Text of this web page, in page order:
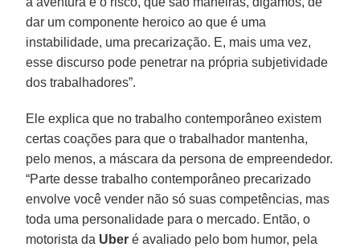
dar um componente heroico ao que é uma
instabilidade, uma precarização. E, mais uma vez,
esse discurso pode penetrar na própria subjetividade
dos trabalhadores”.
Ele explica que no trabalho contemporâneo existem
certas coações para que o trabalhador mantenha,
pelo menos, a máscara da persona de empreendedor.
“Parte desse trabalho contemporâneo precarizado
envolve você vender não só suas competências, mas
toda uma personalidade para o mercado. Então, o
motorista da Uber é avaliado pelo bom humor, pela